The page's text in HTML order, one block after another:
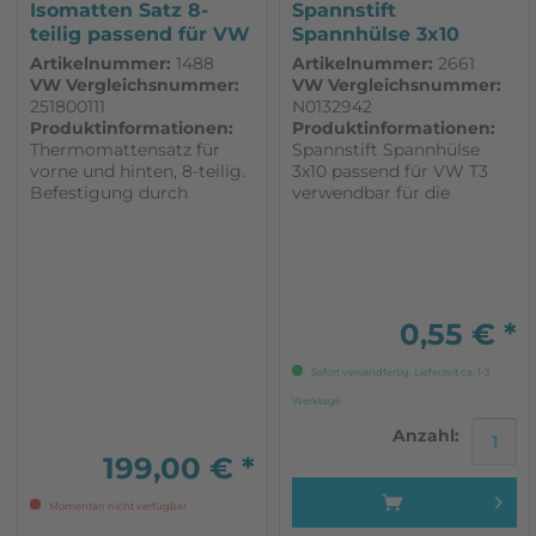
Isomatten Satz 8-
teilig passend für VW
T3
Artikelnummer: 1488
VW Vergleichsnummer:
251800111
Produktinformationen:
Thermomattensatz für
vorne und hinten, 8-teilig.
Befestigung durch
199,00 € *
Momentan nicht verfügbar
Spannstift
Spannhülse 3x10
passend für VW T3
Artikelnummer: 2661
VW Vergleichsnummer:
N0132942
Produktinformationen:
Spannstift Spannhülse
3x10 passend für VW T3
verwendbar für die
verwendbar für das
Differentialsperre
0,55 € *
Sofort versandfertig, Lieferzeit ca. 1-3
Werktage
Anzahl: